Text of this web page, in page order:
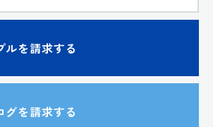
ルを請求する
グを請求する